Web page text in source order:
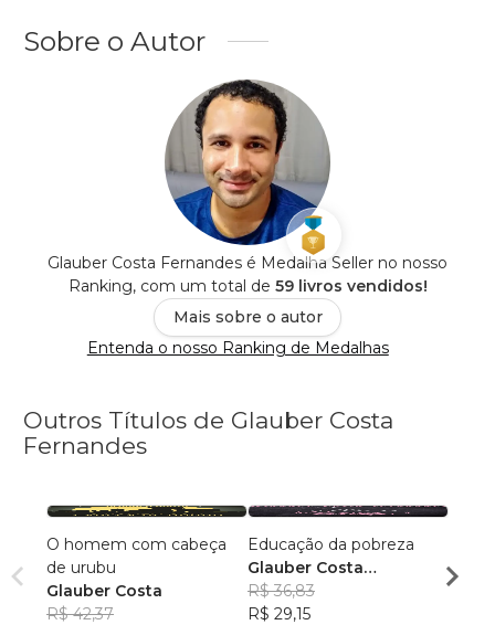
Sobre o Autor
Glauber Costa Fernandes é Medalha Seller no nosso
Ranking, com um total de 59 livros vendidos!
Mais sobre o autor
Entenda o nosso Ranking de Medalhas
Outros Títulos de Glauber Costa
Fernandes
O homem com cabeça
de urubu
Glauber Costa
R$ 42,37
Educação da pobreza
Glauber Costa
Fernandes
R$ 36,83
R$ 29,15